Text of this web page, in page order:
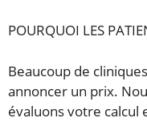
POURQUOI LES
Beaucoup de
annoncer un prix.
évaluons votre